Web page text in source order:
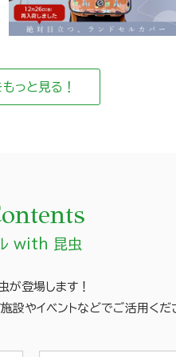
っと見る！
with 昆虫
が登場します！
設やイベントなどでご活用くだ